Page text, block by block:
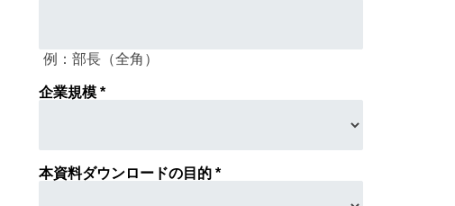
例：部長（全角）
企業規模 *
本資料ダウンロードの目的 *